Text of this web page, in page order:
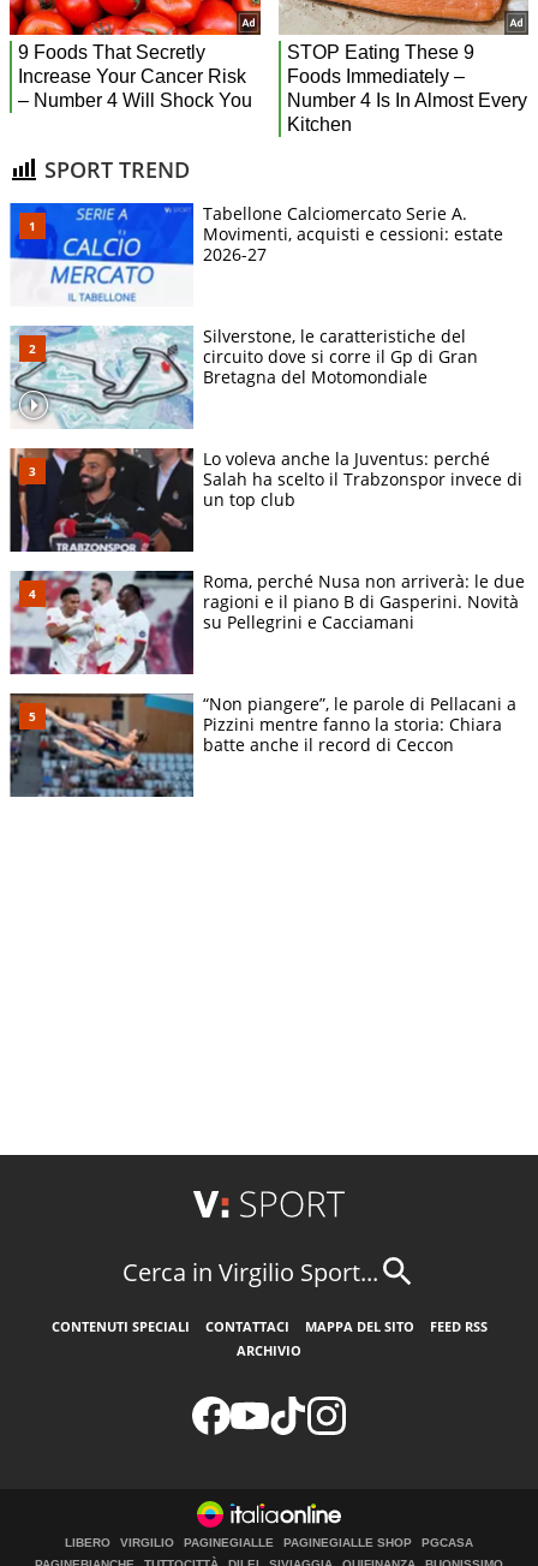
SPORT TREND
Tabellone Calciomercato Serie A.
Movimenti, acquisti e cessioni: estate
2026-27
Silverstone, le caratteristiche del
circuito dove si corre il Gp di Gran
Bretagna del Motomondiale
Lo voleva anche la Juventus: perché
Salah ha scelto il Trabzonspor invece di
un top club
Roma, perché Nusa non arriverà: le due
ragioni e il piano B di Gasperini. Novità
su Pellegrini e Cacciamani
“Non piangere”, le parole di Pellacani a
Pizzini mentre fanno la storia: Chiara
batte anche il record di Ceccon
Cerca in Virgilio Sport...
CONTENUTI SPECIALI CONTATTACI MAPPA DEL SITO
FEED RSS
ARCHIVIO
LIBERO VIRGILIO PAGINEGIALLE PAGINEGIALLE SHOP
PGCASA